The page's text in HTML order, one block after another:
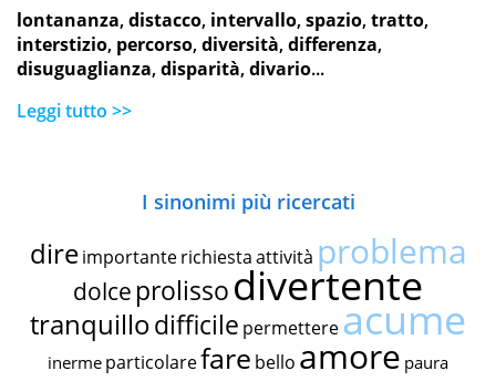
lontananza,distacco, intervallo,spazio,tratto,
interstizio, percorso,diversità,differenza,
disuguaglianza,disparità,divario...
Leggi tutto >>
I sinonimi più ricercati
dire importante richiestaattività problema
dolce prolissodivertente
tranquillodifficile permettereacume
inerme particolarefare bello amore paura